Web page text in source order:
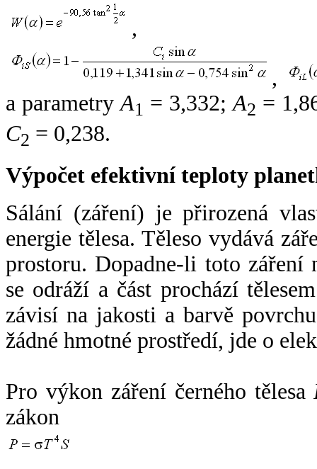
,
,
a parametryA1 = 3,332;A2 =
C2 = 0,238.
Výpočet efektivní teploty
Sálání (záření) je přirozená
energie tělesa. Těleso vydává
prostoru. Dopadne-li toto záření
se odráží a část prochází
závisí na jakosti a barvě
žádné hmotné prostředí, jde o
Pro výkon záření černého tělesa
zákon